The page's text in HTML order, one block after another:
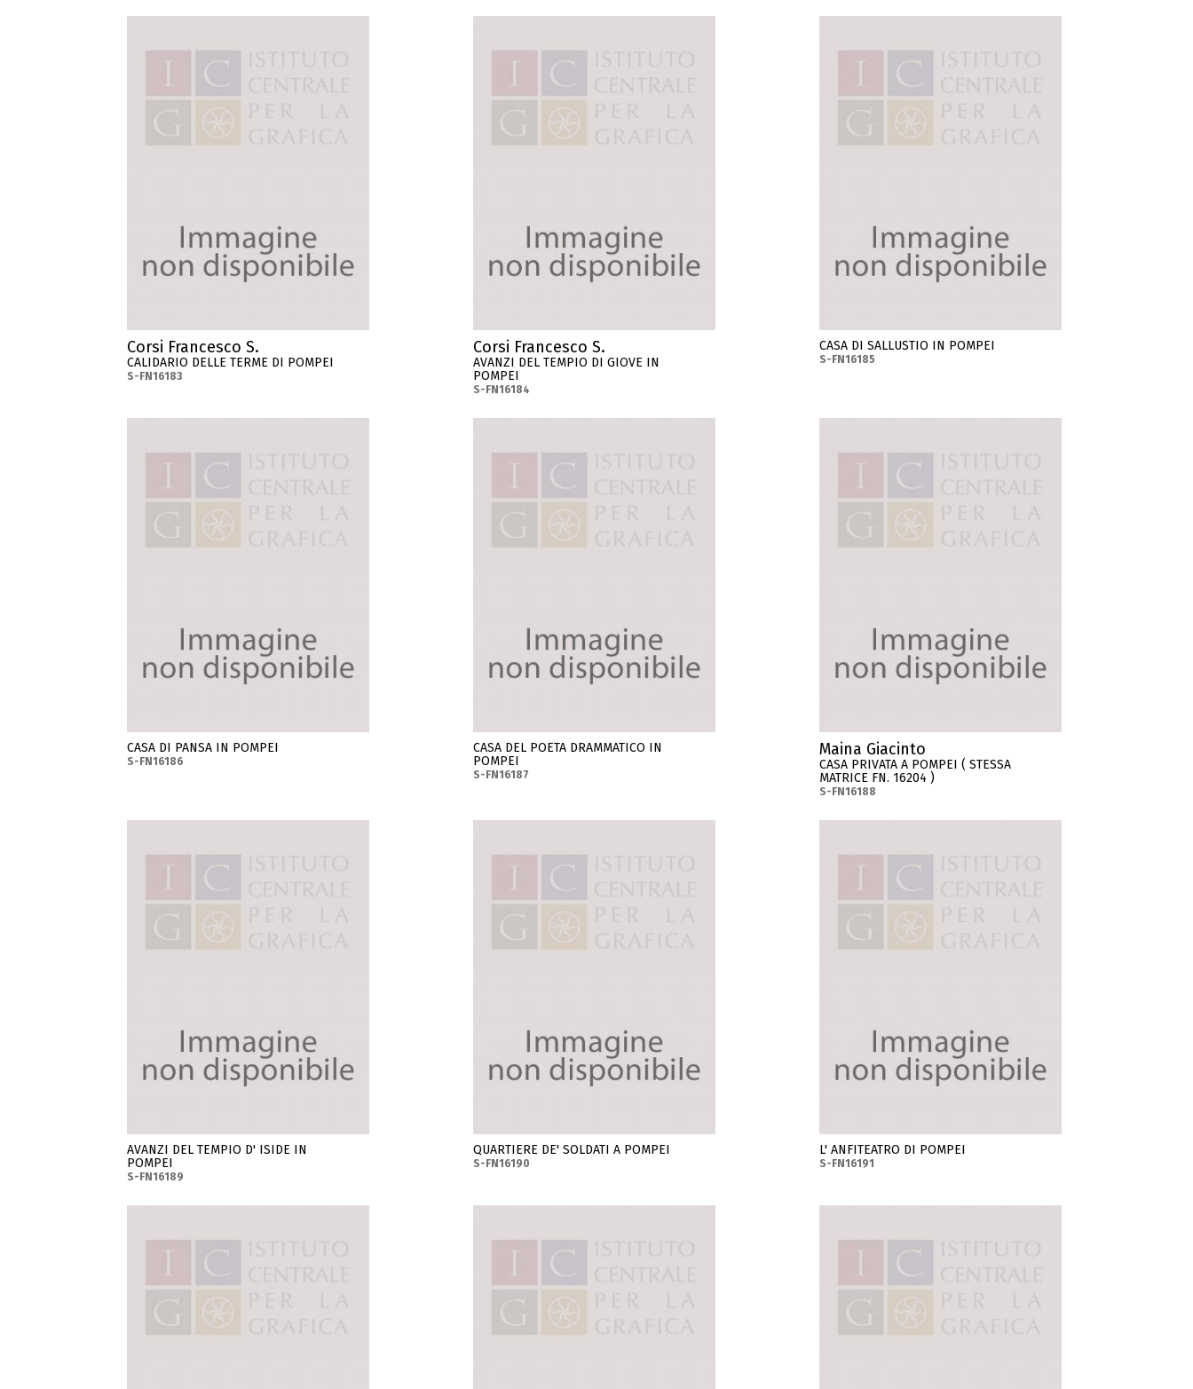
Corsi Francesco S.
CALIDARIO DELLE TERME DI POMPEI
S-FN16183
Corsi Francesco S.
AVANZI DEL TEMPIO DI GIOVE IN
POMPEI
S-FN16184
CASA DI SALLUSTIO IN POMPEI
S-FN16185
CASA DI PANSA IN POMPEI
S-FN16186
CASA DEL POETA DRAMMATICO IN
POMPEI
S-FN16187
Maina Giacinto
CASA PRIVATA A POMPEI ( STESSA
MATRICE FN. 16204 )
S-FN16188
AVANZI DEL TEMPIO D' ISIDE IN
POMPEI
S-FN16189
QUARTIERE DE' SOLDATI A POMPEI
S-FN16190
L' ANFITEATRO DI POMPEI
S-FN16191